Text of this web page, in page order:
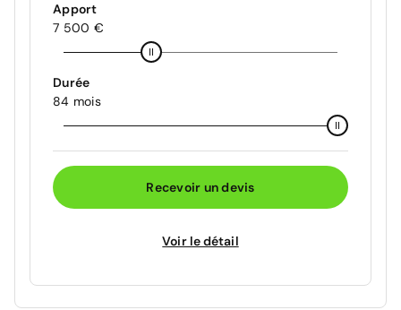
Apport
7 500 €
Durée
84 mois
Recevoir un devis
Voir le détail